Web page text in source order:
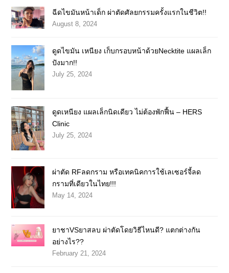
ฉีดไขมันหน้าเด็ก ผ่าตัดศัลยกรรมครั้งแรกในชีวิต!!
August 8, 2024
ดูดไขมัน เหนียง เก็บกรอบหน้าด้วยNecktite แผลเล็ก
ปังมาก!!
July 25, 2024
ดูดเหนียง แผลเล็กนิดเดียว ไม่ต้องพักฟื้น – HERS
Clinic
July 25, 2024
ผ่าตัด RFลดกราม หรือเทคนิคการใช้เลเซอร์จี้ลด
กรามที่เดียวในไทย!!!
May 14, 2024
ยาชาVSยาสลบ ผ่าตัดโดยวิธีไหนดี? แตกต่างกัน
อย่างไร??
February 21, 2024